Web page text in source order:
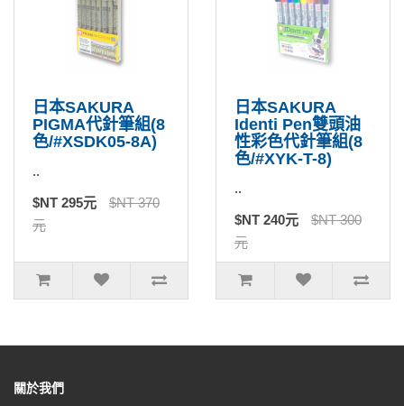
日本SAKURA
PIGMA代針筆組(8
色/#XSDK05-8A)
..
$NT 295元
$NT 370
元
日本SAKURA
Identi Pen雙頭油
性彩色代針筆組(8
色/#XYK-T-8)
..
$NT 240元
$NT 300
元
關於我們